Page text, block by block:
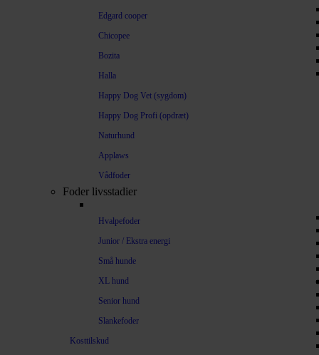
Edgard cooper
Chicopee
Bozita
Halla
Happy Dog Vet (sygdom)
Happy Dog Profi (opdræt)
Naturhund
Applaws
Vådfoder
Foder livsstadier
Hvalpefoder
Junior / Ekstra energi
Små hunde
XL hund
Senior hund
Slankefoder
Kosttilskud